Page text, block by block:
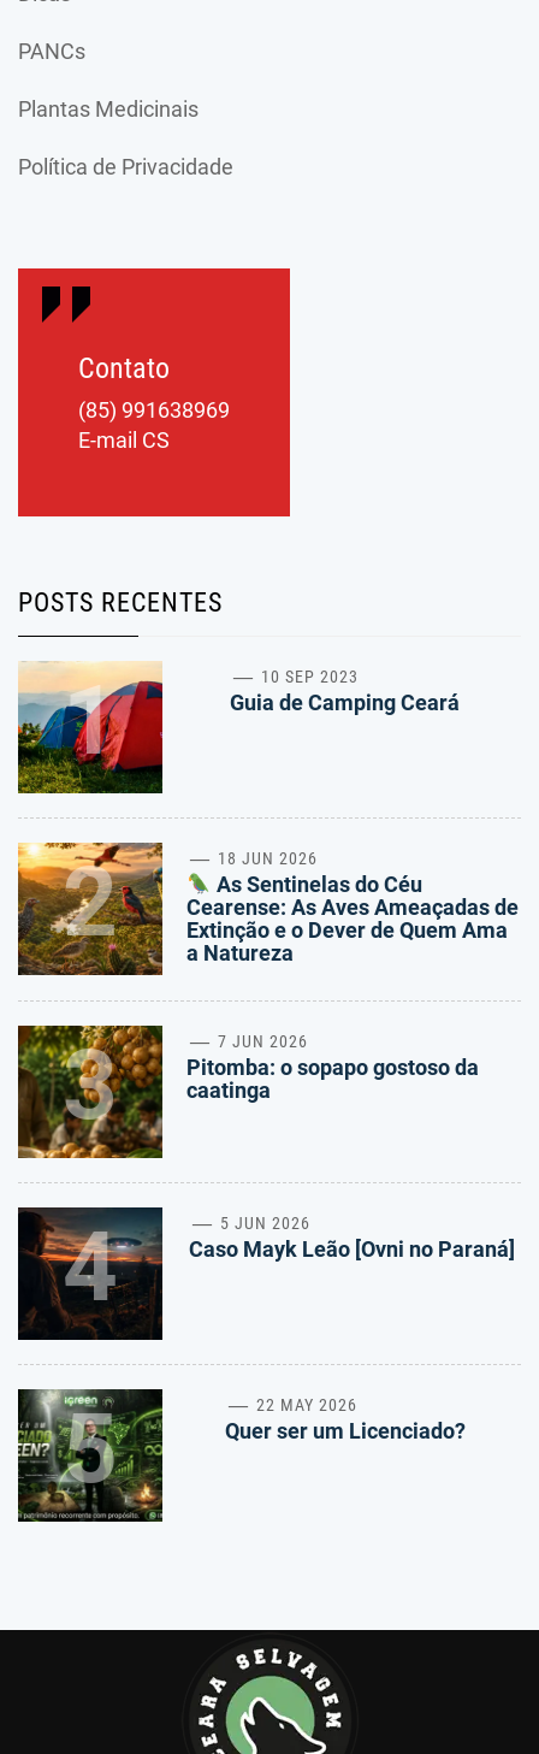
PANCs
Plantas Medicinais
Política de Privacidade
Contato
(85) 991638969
E-mail CS
POSTS RECENTES
1 10 SEP 2023
Guia de Camping Ceará
2 18 JUN 2026
As Sentinelas do Céu
Cearense: As Aves Ameaçadas de
Extinção e o Dever de Quem Ama
a Natureza
3 7 JUN 2026
Pitomba: o sopapo gostoso da
caatinga
4 5 JUN 2026
Caso Mayk Leão [Ovni no Paraná]
5 22 MAY 2026
Quer ser um Licenciado?